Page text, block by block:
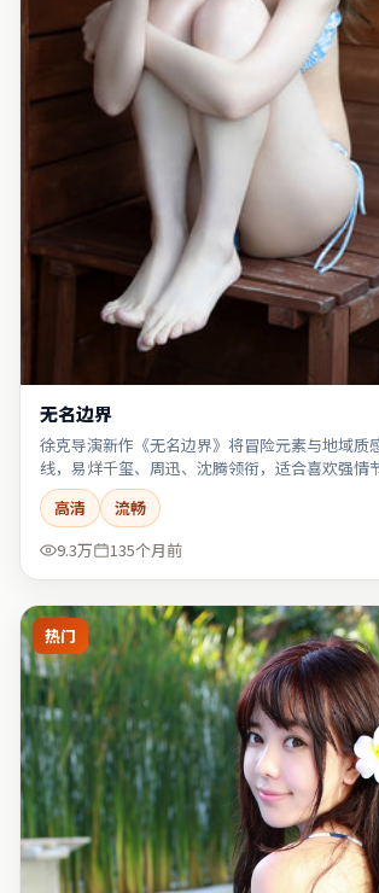
无名边界
徐克导演新作《无名边界》将冒险元素与地域质
线，易烊千玺、周迅、沈腾领衔，适合喜欢强情
高清
流畅
9.3万
135个月前
热门